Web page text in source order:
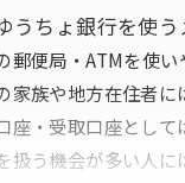
うちょ銀行を使
郵便局・ATMを使
家族や地方在住者に
座・受取口座として
扱う機会が多い人に